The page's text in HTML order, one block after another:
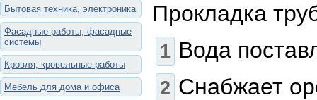
Бытовая техника, электроника
Фасадные работы, фасадные
системы
Кровля, кровельные работы
Мебель для дома и офиса
Прокладка
Вода
Снабжает